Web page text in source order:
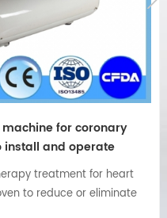
cardíaca
externa". El
no invasivo para